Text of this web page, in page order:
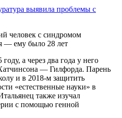
выявила проблемы с
а через два года у него
— Гилфорда. Парень
и в 2018-м защитить
«естественные науки» в
также изучал
с помощью генной